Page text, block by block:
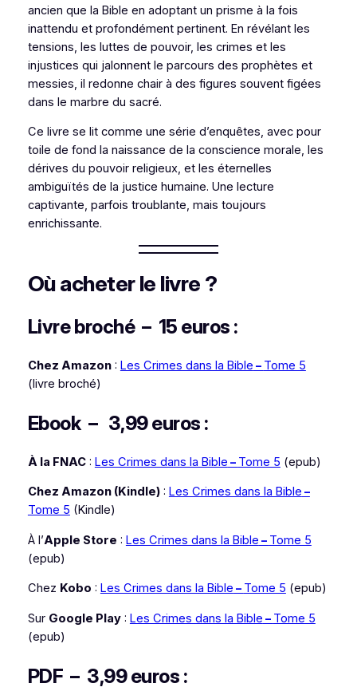
ancien que la Bible en adoptant un prisme à la fois
inattendu et profondément pertinent. En révélant les
tensions, les luttes de pouvoir, les crimes et les
injustices qui jalonnent le parcours des prophètes et
messies, il redonne chair à des figures souvent figées
dans le marbre du sacré.
Ce livre se lit comme une série d’enquêtes, avec pour
toile de fond la naissance de la conscience morale, les
dérives du pouvoir religieux, et les éternelles
ambiguïtés de la justice humaine. Une lecture
captivante, parfois troublante, mais toujours
enrichissante.
Où acheter le livre ?
Livre broché – 15 euros :
Chez Amazon: Les Crimes dans la Bible – Tome 5
(livre broché)
Ebook – 3,99 euros :
À la FNAC: Les Crimes dans la Bible – Tome 5 (epub)
Chez Amazon (Kindle): Les Crimes dans la Bible –
Tome 5 (Kindle)
À l’Apple Store : Les Crimes dans la Bible – Tome 5
(epub)
Chez Kobo : Les Crimes dans la Bible – Tome 5 (epub)
Sur Google Play: Les Crimes dans la Bible – Tome 5
(epub)
PDF – 3,99 euros :